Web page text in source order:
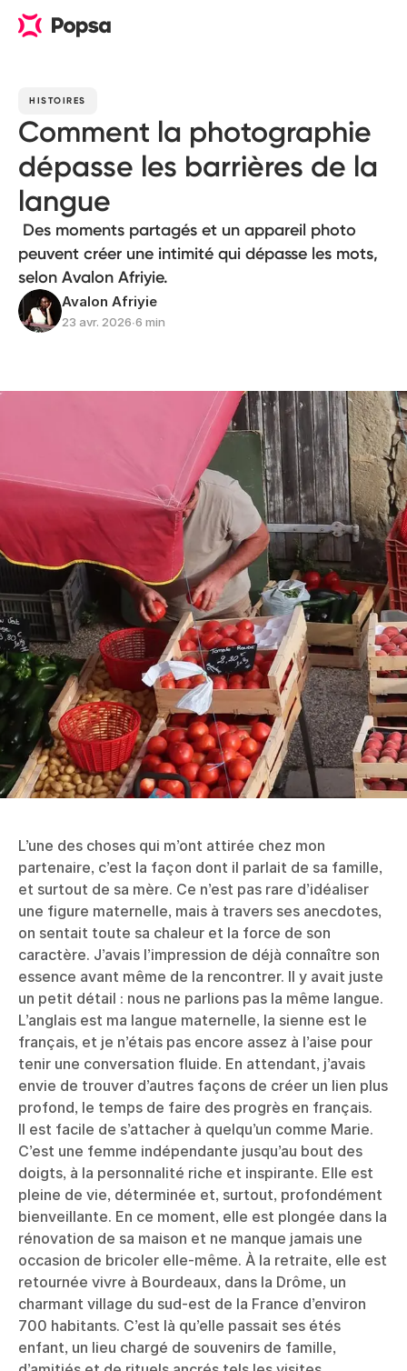
HISTOIRES
Comment la photographie
dépasse les barrières de la
langue
Des moments partagés et un appareil photo
peuvent créer une intimité qui dépasse les mots,
selon Avalon Afriyie.
Avalon Afriyie
23 avr. 2026∙6 min
L’une des choses qui m’ont attirée chez mon
partenaire, c’est la façon dont il parlait de sa famille,
et surtout de sa mère. Ce n’est pas rare d’idéaliser
une figure maternelle, mais à travers ses anecdotes,
on sentait toute sa chaleur et la force de son
caractère. J’avais l’impression de déjà connaître son
essence avant même de la rencontrer. Il y avait juste
un petit détail : nous ne parlions pas la même langue.
L’anglais est ma langue maternelle, la sienne est le
français, et je n’étais pas encore assez à l’aise pour
tenir une conversation fluide. En attendant, j’avais
envie de trouver d’autres façons de créer un lien plus
profond, le temps de faire des progrès en français.
Il est facile de s’attacher à quelqu’un comme Marie.
C’est une femme indépendante jusqu’au bout des
doigts, à la personnalité riche et inspirante. Elle est
pleine de vie, déterminée et, surtout, profondément
bienveillante. En ce moment, elle est plongée dans la
rénovation de sa maison et ne manque jamais une
occasion de bricoler elle-même. À la retraite, elle est
retournée vivre à Bourdeaux, dans la Drôme, un
charmant village du sud-est de la France d’environ
700 habitants. C’est là qu’elle passait ses étés
enfant, un lieu chargé de souvenirs de famille,